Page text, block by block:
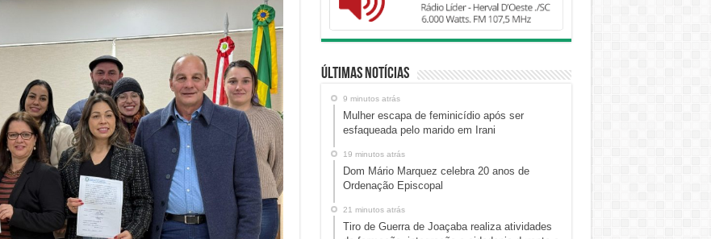
Últimas Notícias
9 minutos atrás
Mulher escapa de feminicídio após ser
esfaqueada pelo marido em Irani
19 minutos atrás
Dom Mário Marquez celebra 20 anos de
Ordenação Episcopal
21 minutos atrás
Tiro de Guerra de Joaçaba realiza atividades